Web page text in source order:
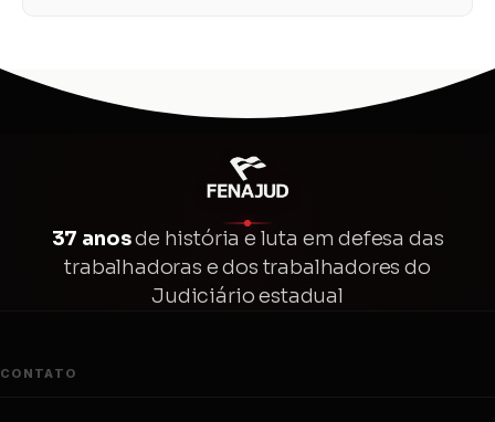
37 anosde história e luta em defesa das
trabalhadoras e dos trabalhadores do
Judiciário estadual
CONTATO